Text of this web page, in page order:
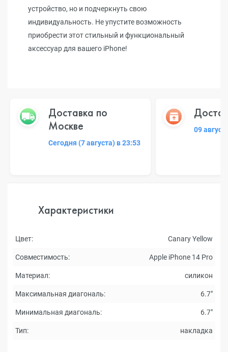
устройство, но и подчеркнуть свою
индивидуальность. Не упустите возможность
приобрести этот стильный и функциональный
аксессуар для вашего iPhone!
Доставка по
Москве
Сегодня (7 августа) в 23:53
09
Характеристики
Цвет: Canary Yellow
Совместимость: Apple iPhone 14 Pro
Материал: силикон
Максимальная диагональ: 6.7"
Минимальная диагональ: 6.7"
Тип: накладка